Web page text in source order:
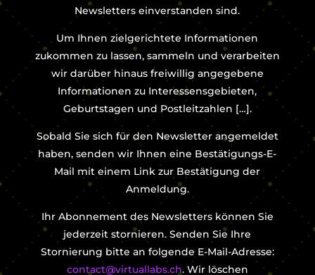
Newsletters einverstanden sind.
Um Ihnen zielgerichtete Informationen
zukommen zu lassen, sammeln und verarbeiten
wir darüber hinaus freiwillig angegebene
Informationen zu Interessensgebieten,
Geburtstagen und Postleitzahlen […].
Sobald Sie sich für den Newsletter angemeldet
haben, senden wir Ihnen eine Bestätigungs-E-
Mail mit einem Link zur Bestätigung der
Anmeldung.
Ihr Abonnement des Newsletters können Sie
jederzeit stornieren. Senden Sie Ihre
Stornierung bitte an folgende E-Mail-Adresse:
contact@virtuallabs.ch. Wir löschen